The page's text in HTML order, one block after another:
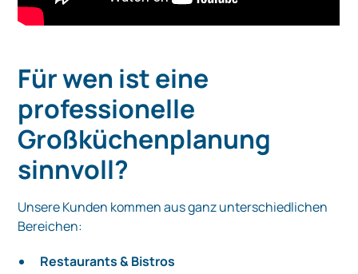
Für wen ist eine
professionelle
Großküchenplanung
sinnvoll?
Unsere Kunden kommen aus ganz unterschiedlichen
Bereichen:
Restaurants & Bistros